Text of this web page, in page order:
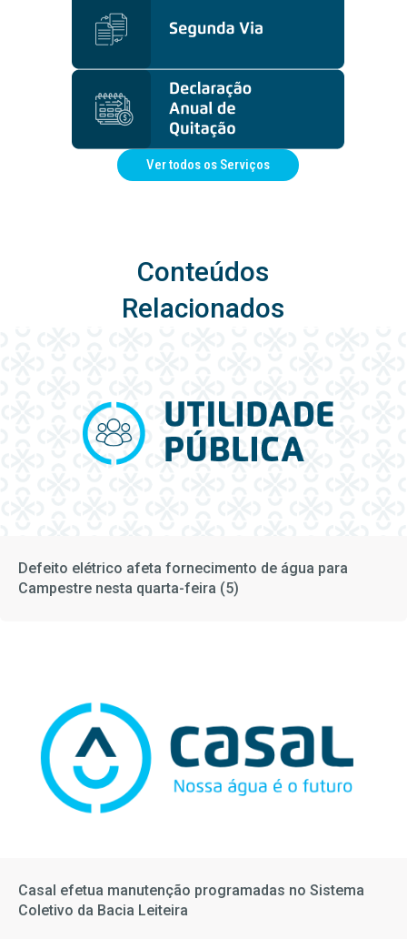
Ver todos os Serviços
Conteúdos
Relacionados
Defeito elétrico afeta fornecimento de água para
Campestre nesta quarta-feira (5)
Casal efetua manutenção programadas no Sistema
Coletivo da Bacia Leiteira